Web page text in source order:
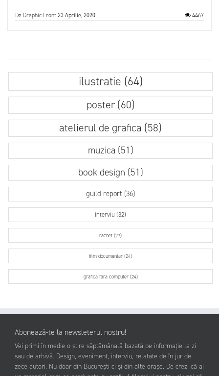
DeGraphic Front23 Aprilie, 2020 4467
ilustratie (64)
poster (60)
atelierul de grafica (58)
muzica (51)
book design (51)
guild report (36)
interviu (32)
racnet (27)
film documentar (24)
grafica fara computer (24)
Abonează-te la newsleterul nostru!
Vei primi în medie o știre săptămânală bazată pe informație la zi
sau de arhivă. Design, eveniment, interviu, relatate de în jur de
zece autori. Nu doar din București ci și din alte orașe. De crezi că ai